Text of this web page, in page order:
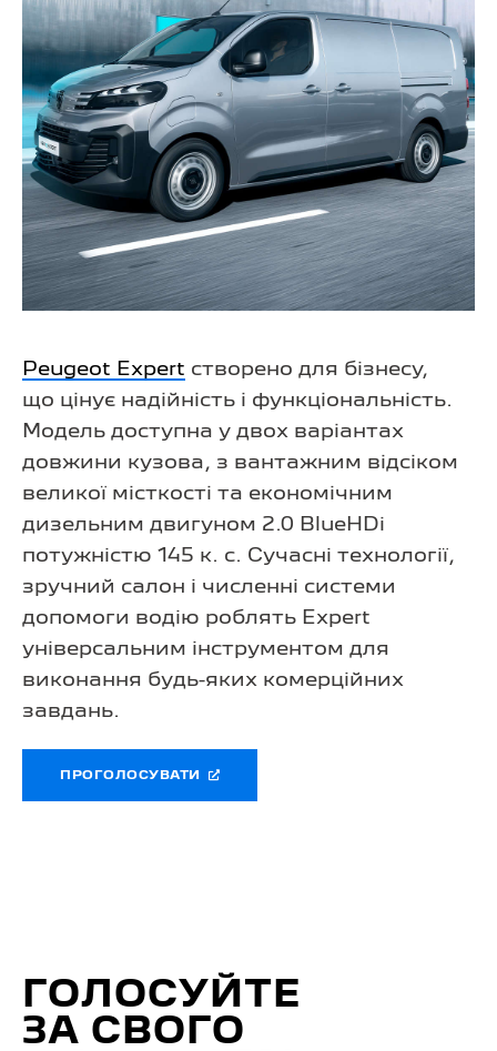
Peugeot Expert створено для бізнесу,
що цінує надійність і функціональність.
Модель доступна у двох варіантах
довжини кузова, з вантажним відсіком
великої місткості та економічним
дизельним двигуном 2.0 BlueHDi
потужністю 145 к. с. Сучасні технології,
зручний салон і численні системи
допомоги водію роблять Expert
універсальним інструментом для
виконання будь-яких комерційних
завдань.
ПРОГОЛОСУВАТИ
ГОЛОСУЙТЕ
ЗА СВОГО